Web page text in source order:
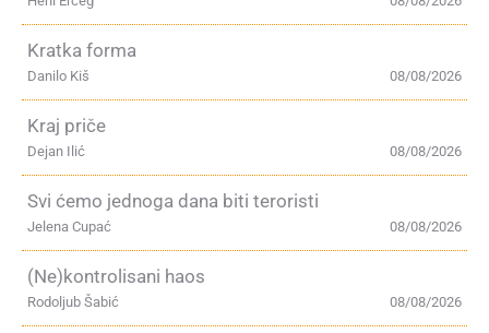
Kratka forma
08/08/2026
Danilo Kiš
Kraj priče
08/08/2026
Dejan Ilić
Svi ćemo jednoga dana biti teroristi
08/08/2026
Jelena Cupać
(Ne)kontrolisani haos
08/08/2026
Rodoljub Šabić